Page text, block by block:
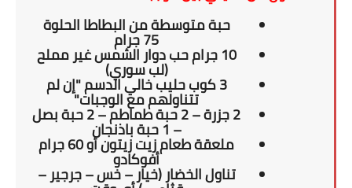
حبة متوسطة من البطاطا الحلوة
75 جرام
10 جرام حب دوار الشمس غير مملح
(لب سوري)
3 كوب حليب خالي الدسم "إن لم
تتناولهم مع الوجبات"
2 جزرة – 2 حبة طماطم – 2 حبة بصل
– 1 حبة باذنجان
ملعقة طعام زيت زيتون أو 60 جرام
أفوكادو
تناول الخضار (خيار – خس – جرجير –